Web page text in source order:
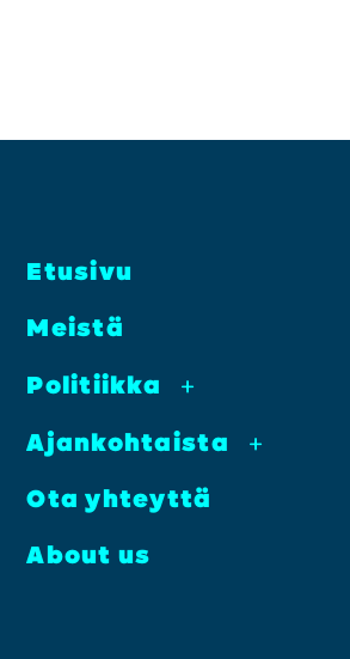
Etusi­vu
Meis­tä
Poli­tiik­ka
+
Ajan­koh­tais­ta +
Ota yhteyt­tä
About us